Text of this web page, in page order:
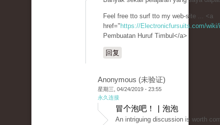
Feel free tto surf tto my web-site ... <a
href=" https://Electronicfursuits.com/
Pembuatan Huruf Timbul</a>
回复
Anonymous (未验证)
星期三, 04/24/2019 - 23:55
永久连接
冒个泡吧！ | 泡泡
An intriguing discussion is worth